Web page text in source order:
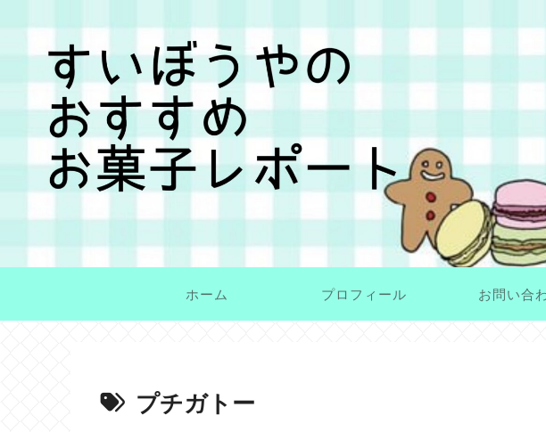
ホーム プロフィール お問い合
プチガトー